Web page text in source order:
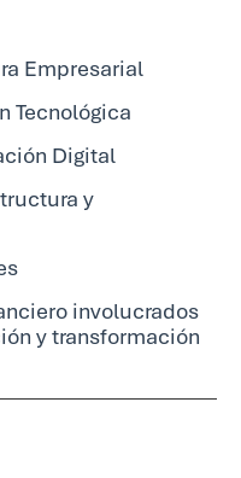
Empresarial
Tecnológica
Digital
y
involucrados
y transformación